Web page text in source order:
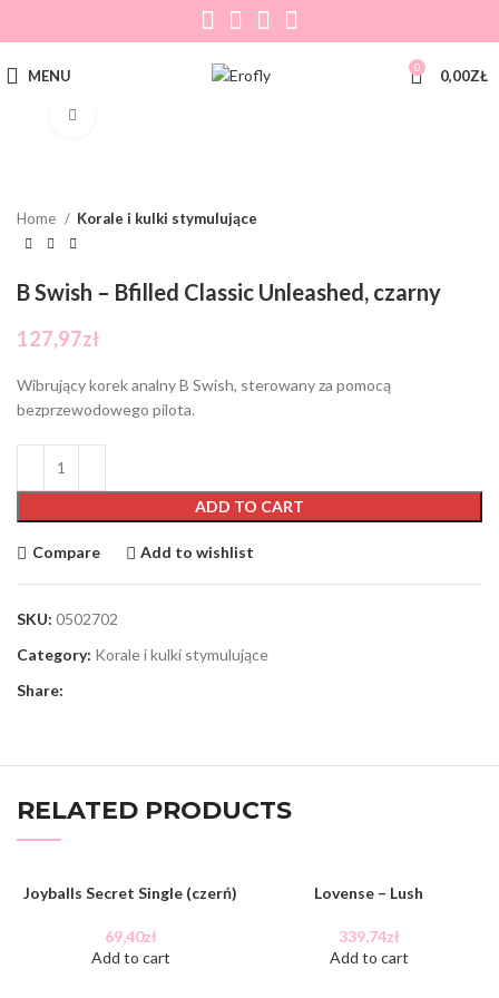
MENU 0 0,00ZŁ
Home Korale i kulki stymulujące
B Swish – Bfilled Classic Unleashed, czarny
127,97zł
Wibrujący korek analny B Swish, sterowany za pomocą
bezprzewodowego pilota.
ADD TO CART
Compare Add to wishlist
SKU: 0502702
Category: Korale i kulki stymulujące
Share:
RELATED PRODUCTS
Joyballs Secret Single (czerń)
69,40zł
Add to cart
Lovense – Lush
339,74zł
Add to cart